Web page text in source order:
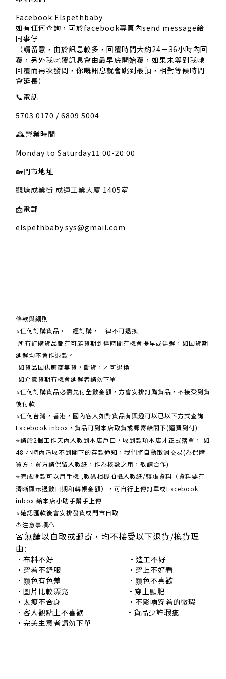
Facebook:Elspethbaby
如有任何查詢，可於facebook專頁內send message給
同事仔
（請留意，由於訊息較多，回覆時間大約24－36小時內回
覆，另外我哋覆訊息會由最早底開始覆，如果未等到我哋
回覆而再次發問，你嘅訊息就會跳到最頂，相對等候時間
會延長）
📞電話
5703 0170 / 6809 5004
🕰️營業時間
Monday to Saturday11:00-20:00
🏡門市地址
觀塘成業街 成運工業大廈 1405室
📩電郵
elspethbaby.sys@gmail.com
條款與細則
⭐任何訂購貨品，一經訂購，一律不可退換
-所有訂購貨品都有可能貨期到達時間有機會提早或延遲，如因貨期
延遲均不會作退款。
-如貨品因供應商無貨，斷貨，才可退換
-如介意貨期有機會延遲者請勿下單
⭐任何訂購貨品必需先付全數金額，方會安排訂購貨品，不接受到貨
後付款
⭐任何台灣，香港，國內客人如對貨品有興趣可以已以下方式查詢
Facebook inbox，貨品可到本店取貨或郵寄給閣下(運費到付)
​​⭐請於2個工作天內入數到本店戶口，收到款項本店才正式落單， 如
48 小時內乃收不到閣下的存款通知，我們將自動取消交易(為保障
買方，買方請保留入數紙，作為核數之用，敬請合作)
⭐完成匯款可以用手機 ,數碼相機拍攝入數紙/轉賬資料（資料要有
清晰顯示過數日期和轉帳金額），可自行上傳訂單或Facebook
inbox 給本店小助手幫手上傳
⭐確認匯款後會安排發貨或門市自取
⚠注意事項⚠
🚨無論以自取或郵寄，均不接受以下退貨/換貨理
由:
•布料不好 •造工不好
•穿着不舒服 •穿上不好看
•颜色有色差 •颜色不喜歡
•圖片比較漂亮 •穿上顯肥
•太瘦不合身 •不影响穿着的微瑕
•客人觀點上不喜歡 •貨品少許瑕疵
•完美主意者請勿下單